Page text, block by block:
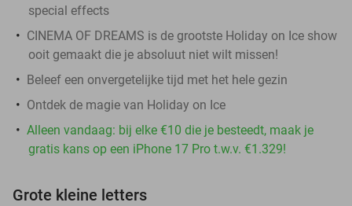
special effects
CINEMA OF DREAMS is de grootste Holiday on Ice show
ooit gemaakt die je absoluut niet wilt missen!
Beleef een onvergetelijke tijd met het hele gezin
Ontdek de magie van Holiday on Ice
Alleen vandaag: bij elke €10 die je besteedt, maak je
gratis kans op een iPhone 17 Pro t.w.v. €1.329!
Grote kleine letters